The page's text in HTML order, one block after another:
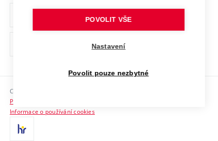
Ochrana osobních údajů
odkaz)
Sociální bezpečí
HR Award
Kontakty
Copyright © 2026 VUT
Prohlášení o přístupnosti
Informace o používání cookies
POVOLIT VŠE
Nastavení
Povolit pouze nezbytné